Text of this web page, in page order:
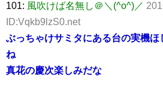
101: 風吹けば名無し＠＼(^o^)／
ID:Vqkb9lzS0.net
ぶっちゃけサミタにある台の実機
ね
真花の慶次楽しみだな